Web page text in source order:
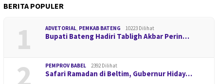
BERITA POPULER
1 ADVETORIAL, PEMKAB BATENG 10223 Dilihat
Bupati Bateng Hadiri Tabligh Akbar Perin…
2 PEMPROV BABEL 2392 Dilihat
Safari Ramadan di Beltim, Gubernur Hiday…